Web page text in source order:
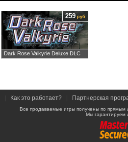
Dark Rose Valkyrie Deluxe DLC
259 руб
Как это работает? Партнерская
Все продаваемые игры получены по
Мы гарантируем